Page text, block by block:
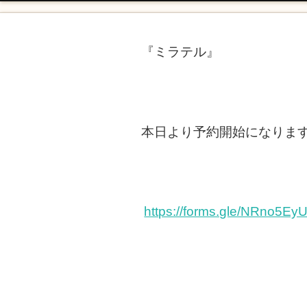
『ミラテル』
本日より予約開始になりま
https://forms.gle/